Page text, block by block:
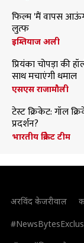
फिल्म 'मैं वापस
लुत्फ
इम्तियाज अली
प्रियंका चोपड़ा की
साथ मचाएंगी धमाल
एसएस राजामौली
टेस्ट क्रिकेट: गॉल
प्रदर्शन?
भारतीय क्रिकेट टीम
अरविंद केजरीवाल